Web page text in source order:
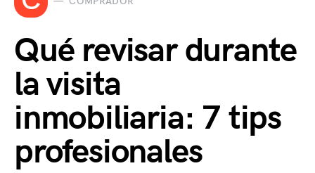
Qué revisar durante
la visita
inmobiliaria: 7 tips
profesionales